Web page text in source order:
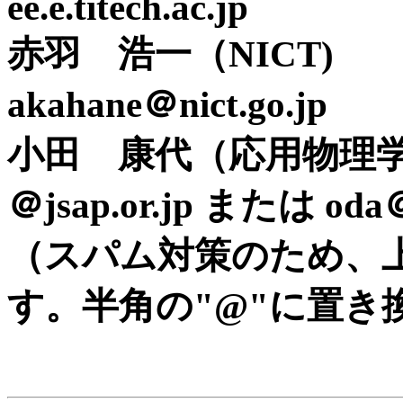
赤羽 浩一（
akahane＠nict.go.jp
小田 康代（応用物理
＠jsap.or.jp または oda
（スパム対策のため
す。半角の"@"に置き